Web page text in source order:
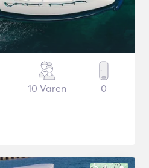
10 Varen 0